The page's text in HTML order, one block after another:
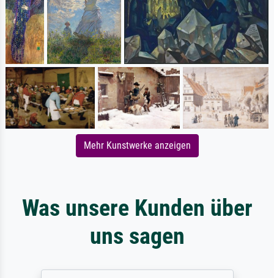
Mehr Kunstwerke anzeigen
Was unsere Kunden über
uns sagen